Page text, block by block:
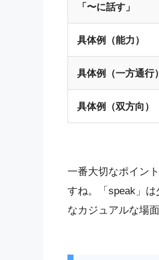
「〜に話す」
具体例（能力）
具体例（一方通行）
具体例（双方向）
一番大切なポイント
すね。「speak」
なカジュアルな場